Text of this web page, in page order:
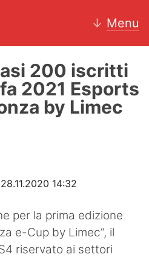
↓ Menu
200 iscritti
2021 Esports
by Limec
28.11.2020 14:32
per la prima edizione
e-Cup by Limec”, il
riservato ai settori